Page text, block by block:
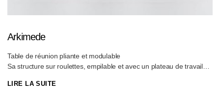
Arkimede
Table de réunion pliante et modulable
Sa structure sur roulettes, empilable et avec un plateau de travail
occupe un espace minimum
LIRE LA SUITE